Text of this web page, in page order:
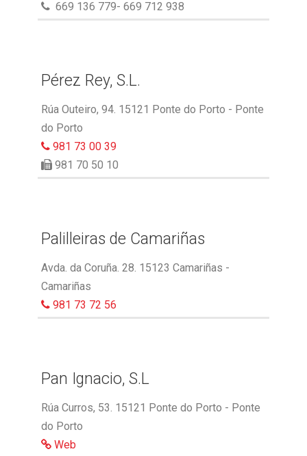
669 136 779- 669 712 938
Pérez Rey, S.L.
Rúa Outeiro, 94. 15121 Ponte do Porto - Ponte
do Porto
981 73 00 39
981 70 50 10
Palilleiras de Camariñas
Avda. da Coruña. 28. 15123 Camariñas -
Camariñas
981 73 72 56
Pan Ignacio, S.L
Rúa Curros, 53. 15121 Ponte do Porto - Ponte
do Porto
Web